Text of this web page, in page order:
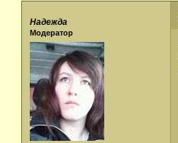
Надежда
Модератор